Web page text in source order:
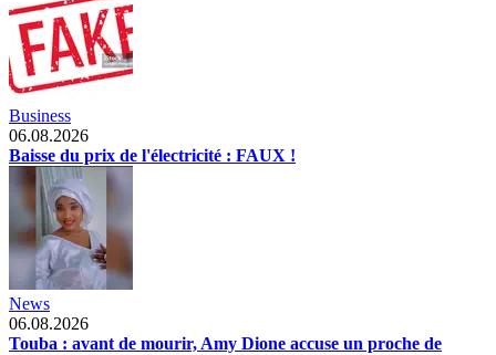
Business
06.08.2026
Baisse du prix de l'électricité : FAUX !
News
06.08.2026
Touba : avant de mourir, Amy Dione accuse un proche de